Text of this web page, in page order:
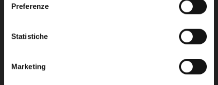
Preferenze
Statistiche
Marketing
Potrebbe anche interessarti